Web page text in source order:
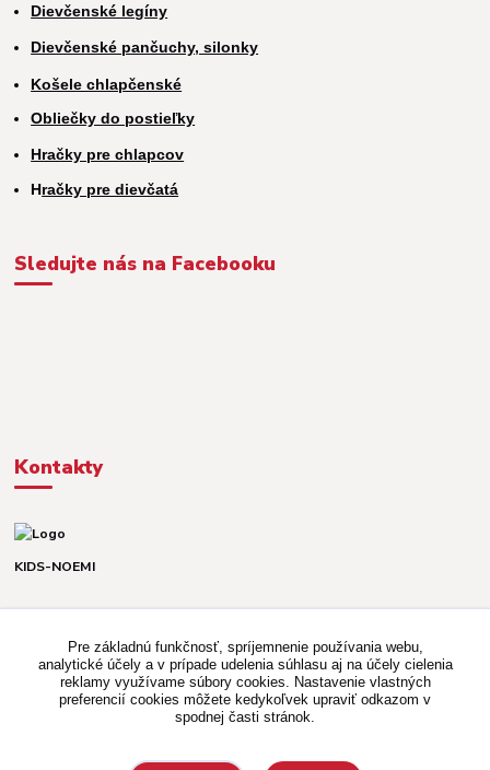
Dievčenské legíny
Dievčenské pančuchy, silonky
Košele chlapčenské
Obliečky do postieľky
Hračky pre chlapcov
Hračky pre dievčatá
Sledujte nás na Facebooku
Kontakty
KIDS-NOEMI
(Po-Pia, 8-16 hod.)
kidsnoemi.shop@gmail.com
Pre základnú funkčnosť, spríjemnenie používania webu,
analytické účely a v prípade udelenia súhlasu aj na účely cielenia
reklamy využívame súbory cookies. Nastavenie vlastných
preferencií cookies môžete kedykoľvek upraviť odkazom v
spodnej časti stránok.